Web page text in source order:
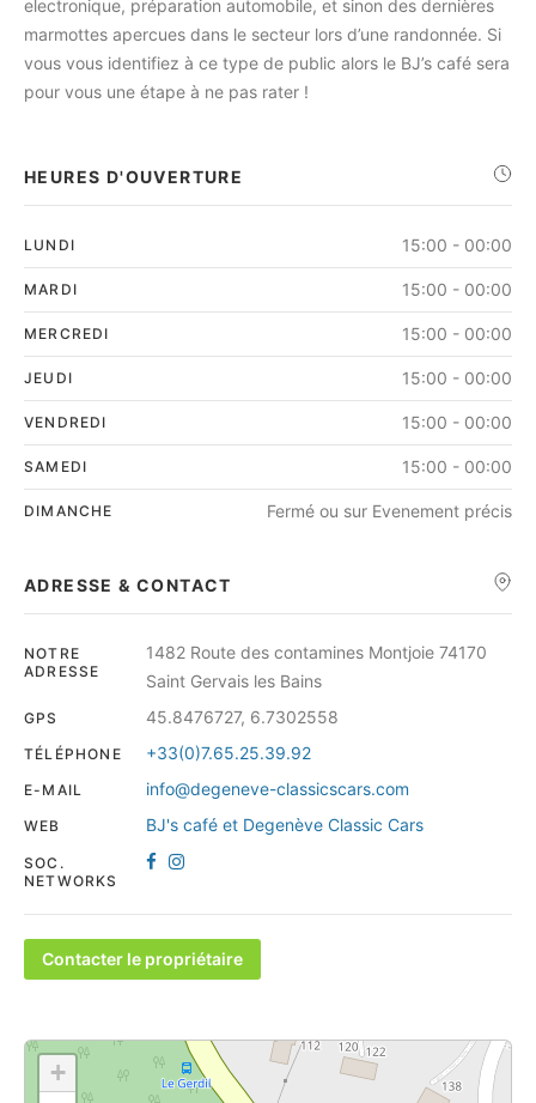
electronique, préparation automobile, et sinon des dernières
marmottes apercues dans le secteur lors d’une randonnée. Si
vous vous identifiez à ce type de public alors le BJ’s café sera
pour vous une étape à ne pas rater !
HEURES D'OUVERTURE
LUNDI 15:00 - 00:00
MARDI 15:00 - 00:00
MERCREDI 15:00 - 00:00
JEUDI 15:00 - 00:00
VENDREDI 15:00 - 00:00
SAMEDI 15:00 - 00:00
DIMANCHE Fermé ou sur Evenement précis
ADRESSE & CONTACT
NOTRE
ADRESSE
1482 Route des contamines Montjoie 74170
Saint Gervais les Bains
GPS 45.8476727, 6.7302558
TÉLÉPHONE +33(0)7.65.25.39.92
E-MAIL info@degeneve-classicscars.com
WEB BJ's café et Degenève Classic Cars
SOC.
NETWORKS
Contacter le propriétaire
+